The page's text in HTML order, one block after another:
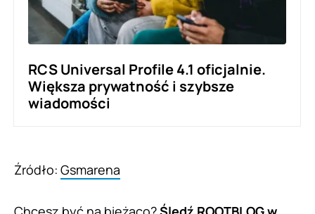
RCS Universal Profile 4.1 oficjalnie.
Większa prywatność i szybsze
wiadomości
Źródło: Gsmarena